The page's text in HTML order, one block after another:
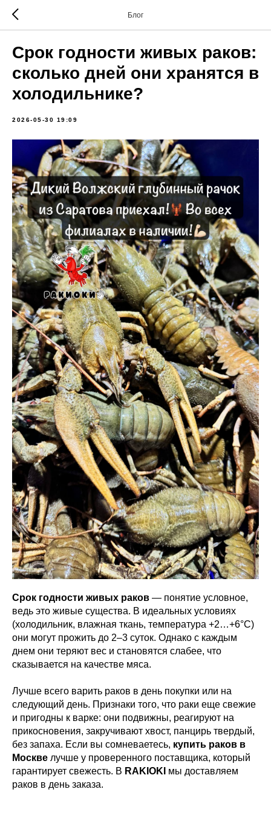
Блог
Срок годности живых раков:
сколько дней они хранятся в
холодильнике?
2026-05-30 19:09
Срок годности живых раков — понятие условное,
ведь это живые существа. В идеальных условиях
(холодильник, влажная ткань, температура +2…+6°C)
они могут прожить до 2–3 суток. Однако с каждым
днем они теряют вес и становятся слабее, что
сказывается на качестве мяса.
Лучше всего варить раков в день покупки или на
следующий день. Признаки того, что раки еще свежие
и пригодны к варке: они подвижны, реагируют на
прикосновения, закручивают хвост, панцирь твердый,
без запаха. Если вы сомневаетесь, купить раков в
Москве лучше у проверенного поставщика, который
гарантирует свежесть. В RAKIOKI мы доставляем
раков в день заказа.